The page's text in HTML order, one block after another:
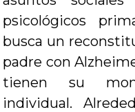
psicológicos
busca un
padre con
tienen su
individual.